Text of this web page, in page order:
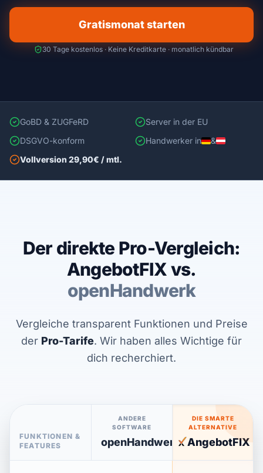
Gratismonat starten
30 Tage kostenlos · Keine Kreditkarte · monatlich kündbar
GoBD & ZUGFeRD
Server in der EU
DSGVO-konform
Handwerker in
&
Vollversion 29,90€ / mtl.
Der direkte Pro-Vergleich:
AngebotFIX vs.
openHandwerk
Vergleiche transparent Funktionen und Preise
der Pro-Tarife. Wir haben alles Wichtige für
dich recherchiert.
FUNKTIONEN &
FEATURES
ANDERE
SOFTWARE
openHandwerk
DIE SMARTE
ALTERNATIVE
AngebotFIX